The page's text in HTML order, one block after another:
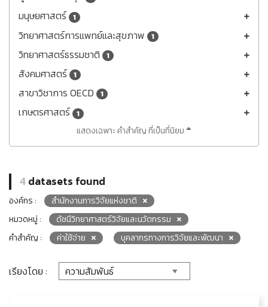
มนุษยศาสตร์ 1
วิทยาศาสตร์การแพทย์และสุขภาพ 1
วิทยาศาสตร์ธรรมชาติ 1
สังคมศาสตร์ 1
สาขาวิชาการ OECD 1
เกษตรศาสตร์ 1
แสดงเฉพาะ คำสำคัญ ที่เป็นที่นิยม
4datasets found
องค์กร :
สำนักงานการวิจัยแห่งชาติ
หมวดหมู่ :
ดัชนีวิทยาศาสตร์วิจัยและนวัตกรรม
คำสำคัญ :
ค่าใช้จ่าย บุคลากรทางการวิจัยและพัฒนา
เรียงโดย :